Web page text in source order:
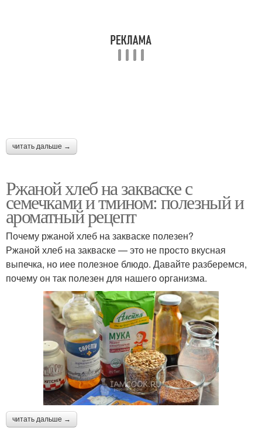
Разница между ржаным
хлебом
Закваски для ржаного
хлеба
Литовский хлеб
Заварной хлеб
Тесто для литовского
хлеба
Бородинский хлеб
читать дальше →
Ржаной хлеб на закваске с
семечками и тмином: полезный и
ароматный рецепт
Почему ржаной хлеб на закваске полезен?
Ржаной хлеб на закваске — это не просто вкусная
выпечка, но иее полезное блюдо. Давайте разберемся,
почему он так полезен для нашего организма.
читать дальше →